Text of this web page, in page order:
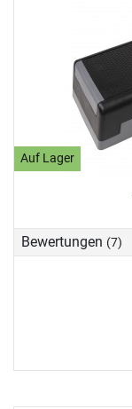
Auf Lager
Bewertungen (7)